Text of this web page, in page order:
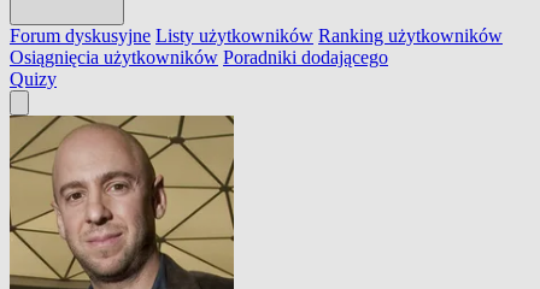
Forum dyskusyjne Listy użytkowników Ranking użytkowników
Osiągnięcia użytkowników Poradniki dodającego
Quizy